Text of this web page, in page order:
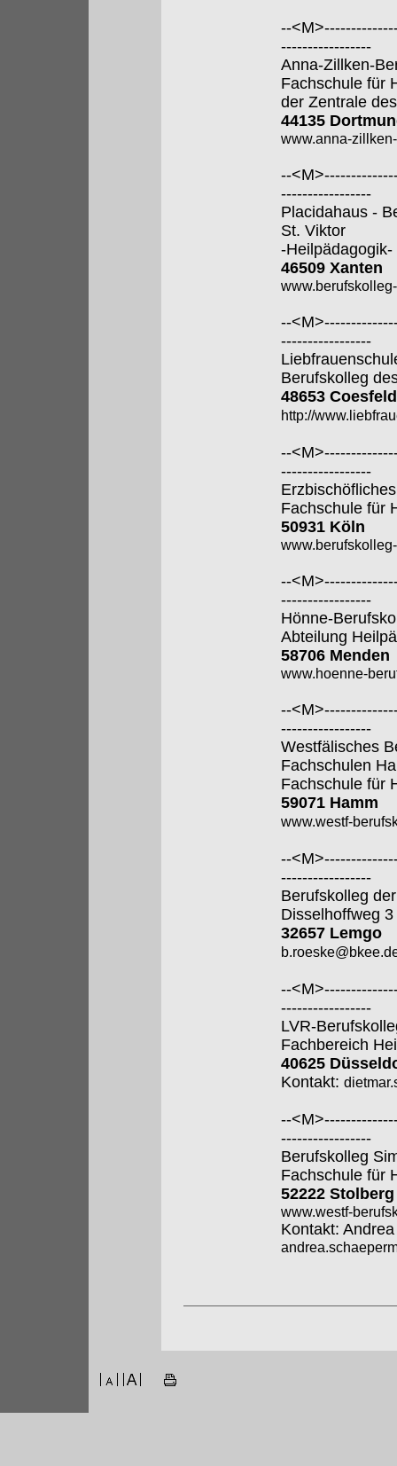
--
-----------------
Anna-Zillken-
Fachschule für
der Zentrale
44135
www.anna-
--
-----------------
Placidahaus -
St. Viktor
-Heilpädagogik-
46509 Xanten
--
-----------------
Berufskolleg
48653 Coesfeld
http://
--
-----------------
Fachschule für
50931 Köln
--
-----------------
Hönne-
Abteilung
58706 Menden
www.hoenne-
--
-----------------
Westfälisches
Fachschulen
Fachschule für
59071 Hamm
www.westf-
--
-----------------
Berufskolleg
Disselhoffweg 3
32657 Lemgo
--
-----------------
LVR-
Fachbereich
40625
Kontakt:
--
-----------------
Berufskolleg
Fachschule für
52222 Stolberg
www.westf-
Kontakt: